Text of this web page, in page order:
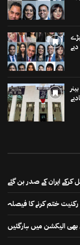
ختم کرنے کا فیصلہ
بھی الیکشن میں ہارگئیں